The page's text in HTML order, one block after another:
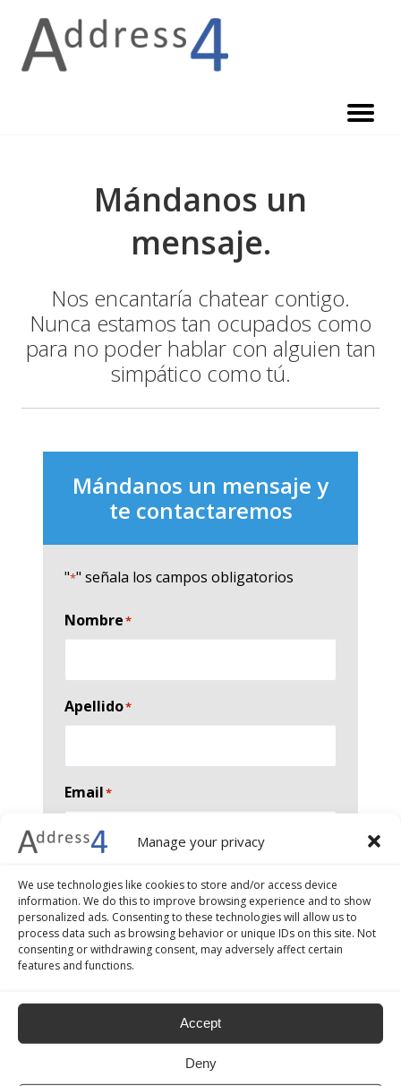
Manage your privacy
We use technologies like cookies to store and/or access device
information. We do this to improve browsing experience and to show
personalized ads. Consenting to these technologies will allow us to
process data such as browsing behavior or unique IDs on this site. Not
consenting or withdrawing consent, may adversely affect certain
features and functions.
Accept
Deny
content
Mándanos un
mensaje.
Nos encantaría chatear contigo.
Nunca estamos tan ocupados como
para no poder hablar con alguien tan
simpático como tú.
Mándanos un mensaje y
te contactaremos
"*" señala los campos obligatorios
Nombre*
Apellido*
Email*
Número de teléfono*
País*
Empresa